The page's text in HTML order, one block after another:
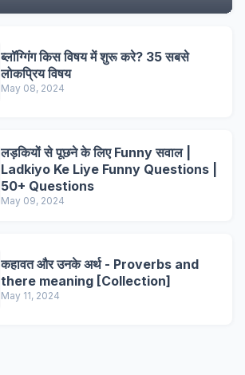
ब्लॉग्गिंग किस विषय में शुरू करे? 35 सबसे
लोकप्रिय विषय
May 08, 2024
लड़कियों से पूछने के लिए Funny सवाल |
Ladkiyo Ke Liye Funny Questions |
50+ Questions
May 09, 2024
कहावत और उनके अर्थ - Proverbs and
there meaning [Collection]
May 11, 2024